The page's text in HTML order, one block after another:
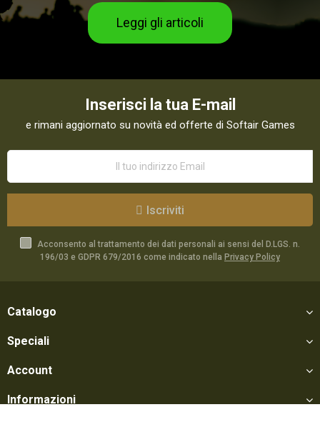
Leggi gli articoli
Inserisci la tua E-mail
e rimani aggiornato su novità ed offerte di Softair Games
Iscriviti
Acconsento al trattamento dei dati personali ai sensi del D.LGS. n.
196/03 e GDPR 679/2016 come indicato nella Privacy Policy
Catalogo
Speciali
Account
Informazioni